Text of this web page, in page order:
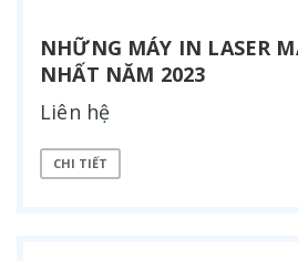
NHỮNG MÁY IN LASER
NHẤT NĂM 2023
Liên hệ
CHI TIẾT